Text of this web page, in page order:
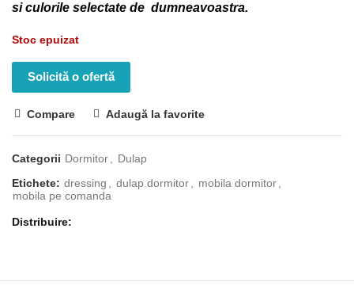
si culorile selectate de dumneavoastra.
Stoc epuizat
Solicită o ofertă
Compare Adaugă la favorite
Categorii Dormitor, Dulap
Etichete: dressing , dulap dormitor, mobila dormitor,
mobila pe comanda
Distribuire